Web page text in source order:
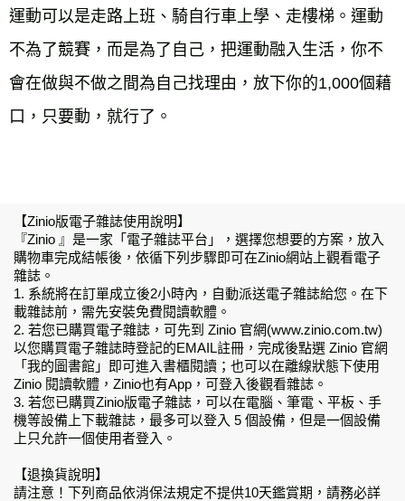
運動可以是走路上班、騎自行車上學、走樓梯。運動
不為了競賽，而是為了自己，把運動融入生活，你不
會在做與不做之間為自己找理由，放下你的1,000個藉
口，只要動，就行了。
【Zinio版電子雜誌使用說明】
『Zinio 』是一家「電子雜誌平台」，選擇您想要的方案，放入
購物車完成結帳後，依循下列步驟即可在Zinio網站上觀看電子
雜誌。
1. 系統將在訂單成立後2小時內，自動派送電子雜誌給您。在下
載雜誌前，需先安裝免費閱讀軟體。
2. 若您已購買電子雜誌，可先到 Zinio 官網(www.zinio.com.tw)
以您購買電子雜誌時登記的EMAIL註冊，完成後點選 Zinio 官網
「我的圖書館」即可進入書櫃閱讀；也可以在離線狀態下使用
Zinio 閱讀軟體，Zinio也有App，可登入後觀看雜誌。
3. 若您已購買Zinio版電子雜誌，可以在電腦、筆電、平板、手
機等設備上下載雜誌，最多可以登入 5 個設備，但是一個設備
上只允許一個使用者登入。
【退換貨說明】
請注意！下列商品依消保法規定不提供10天鑑賞期，請務必詳